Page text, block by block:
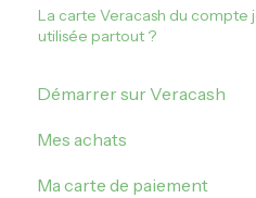
La carte Veracash du
utilisée partout ?
Démarrer sur Veracash
Ouvrir un compte
Vérification de l'identité
Mes achats
Comment acheter sur
Ma carte de paiement